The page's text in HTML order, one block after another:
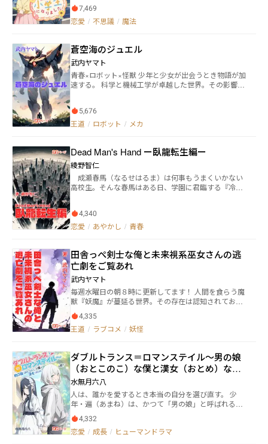
なくなっていたところをショウに助けられる。 ※補足
半妖について： この物語では、呪いのせいで体の一部
が動物に変わることを指します。 白蓮の父： |司馬惜
に仕えています。 ショウとメイの旅にも深く関わって
きます。 キャラクターイラスト等 ↓ https://note.com/b
uzenguy/n/n29e47a8307bb （月〜土）毎日am※21:00
更新 ※月曜日だけはam0:00 掲載スケジュールはあくま
で現在の予定です。 諸事情により更新日を変更する可
を追加するなど改稿しています。
を隠すように、完璧なダイヤ通りの日常を守ってき
た。恋なんて、自分には関係ない。 そんな彼女の前に
現れたのが、遅刻常習犯で、空気も読めず、でもなぜ
に振り回されながら、のぞみの“定刻”だったはずの心
は、激しく乱れ始める。 駅での言い合い、旅先でのハ
プニング、予想外の優しさ。 「遅れること」を極度に
恐れていたはずなのに、彼の隣にいると、不思議と世
界が少しだけ鮮やかに見えてくる。 二人の距離は近い
たなライバルの登場や、過去のトラウマに向き合う小
さな事件をきっかけに、物語は単なるドタバタから、
互いの傷をそっと癒やし合う深い人間ドラマへと加速
また笑える。 ガチガチだった心がほどけ、自分の物語
をもう一度好きになる――そんな“読みやすくて止まらな
い”青春ラブコメです。
に「なんでも願いが叶うパンドラの箱」を手渡され、
「寿がしっかりしますように」と願いをかけたら、7歳
ごみと、大人になれない寿のラブストーリー。
7,469
恋愛 / 不思議 / 魔法
蒼空海のジュエル
武内ヤマト
青春×ロボット×怪獣 少年と少女が出会うとき物語が加
速する。 科学と機械工学が卓越した世界。その影響か
かった。突如現れた未確認生物Ｍｕｔａｔｉｏｎ《ミ
ューテーション》 Ｃｒｅａｔｕｒｅ《クリーチャ
機に晒された。 そして人類とMCによる新たな抗争が
始まり、十年の月日が流れた。 少年・東雲朝比は高校
に入学して早々に普通科から人類最後の希望、全長八
メートルの鉄の巨人『機構人』を操るパイロット科に
転科することになった。 朝比はパイロット科のある学
ノ・リンと出会う。 次の瞬間、連絡船がMCに襲わ
れ、危機的状況に陥った時、朝比はリンから純白の機
構人『白式《びゃくしき》』を受け取るのだが―― カクヨ
5,676
王道 / ロボット / メカ
Dead Man's Hand ー臥龍転生編ー
綾野智仁
成瀬春馬（なるせはるま）は何事もうまくいかない
高校生。そんな春馬はある日、学園に君臨する『冷た
だった。春馬は戸惑いながらも小夜と一緒に過ごし、
少しずつ人の理（ことわり）から外れてゆく。そし
い運命と対峙する。
4,340
恋愛 / あやかし / 青春
田舎っぺ剣士な俺と未来視系巫女さんの逃
亡劇をご覧あれ
武内ヤマト
毎週水曜日の朝８時に更新してます！ 人間を食らう魔
獣『妖魔』が蔓延る世界。その存在は認知されてお
り、人々は常に命の危険に晒されていた。しかし、そ
んな彼等の希望となるべく立ち上がった者たちがい
た。 彼等は妖魔を祓う力が宿った『御神刀（ごしんと
括する醒翁院家は、人知れず超大型妖魔『コトアマツ
カミ』に乗っ取られていた。 田舎暮らしをこよなく愛
する少年・伊織和馬（いおり かずま）は刀祓隊の訓
練校に通う平凡な高校生だったが、渋々ながら刀祓隊
本部が主催する御前試合に出場することになる。 そこ
で偶然にも出会った金髪碧眼の美少女にして『時の巫
女』こと伏見叶緒（ふしみ かなお）から語られる真
実に困惑するのだが、それでも少年は少女が正しいの
だと直感する。 田舎っぺ剣士と聖なる巫女様の逃亡生
4,335
王道 / ラブコメ / 妖怪
ダブルトランス＝ロマンステイル～男の娘
（おとこのこ）な僕と漢女（おとめ）な君
と～
水無月六八
人は、誰かを愛するとき――本当の自分を選び直す。 少
年・遍（あまね）は、かつて「男の娘」と呼ばれる中
性的な存在だった。 だが、ある出会いによって彼の人
生は静かに変わり始める。 それは、王子のように凛々
しく振る舞う少女・レイ。 そして、人類を救う夢を語
4,332
恋愛 / 成長 / ヒューマンドラマ